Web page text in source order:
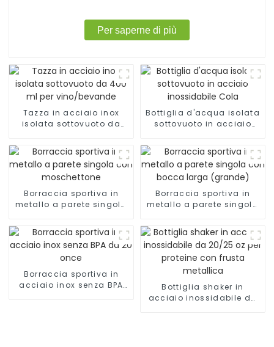
Per saperne di più
Tazza in acciaio inox
isolata sottovuoto da
Bottiglia d'acqua isolata
sottovuoto in acciaio
Borraccia sportiva in
metallo a parete singola
Borraccia sportiva in
metallo a parete singola
(grande)
Borraccia sportiva in
acciaio inox senza BPA
Bottiglia shaker in
acciaio inossidabile da